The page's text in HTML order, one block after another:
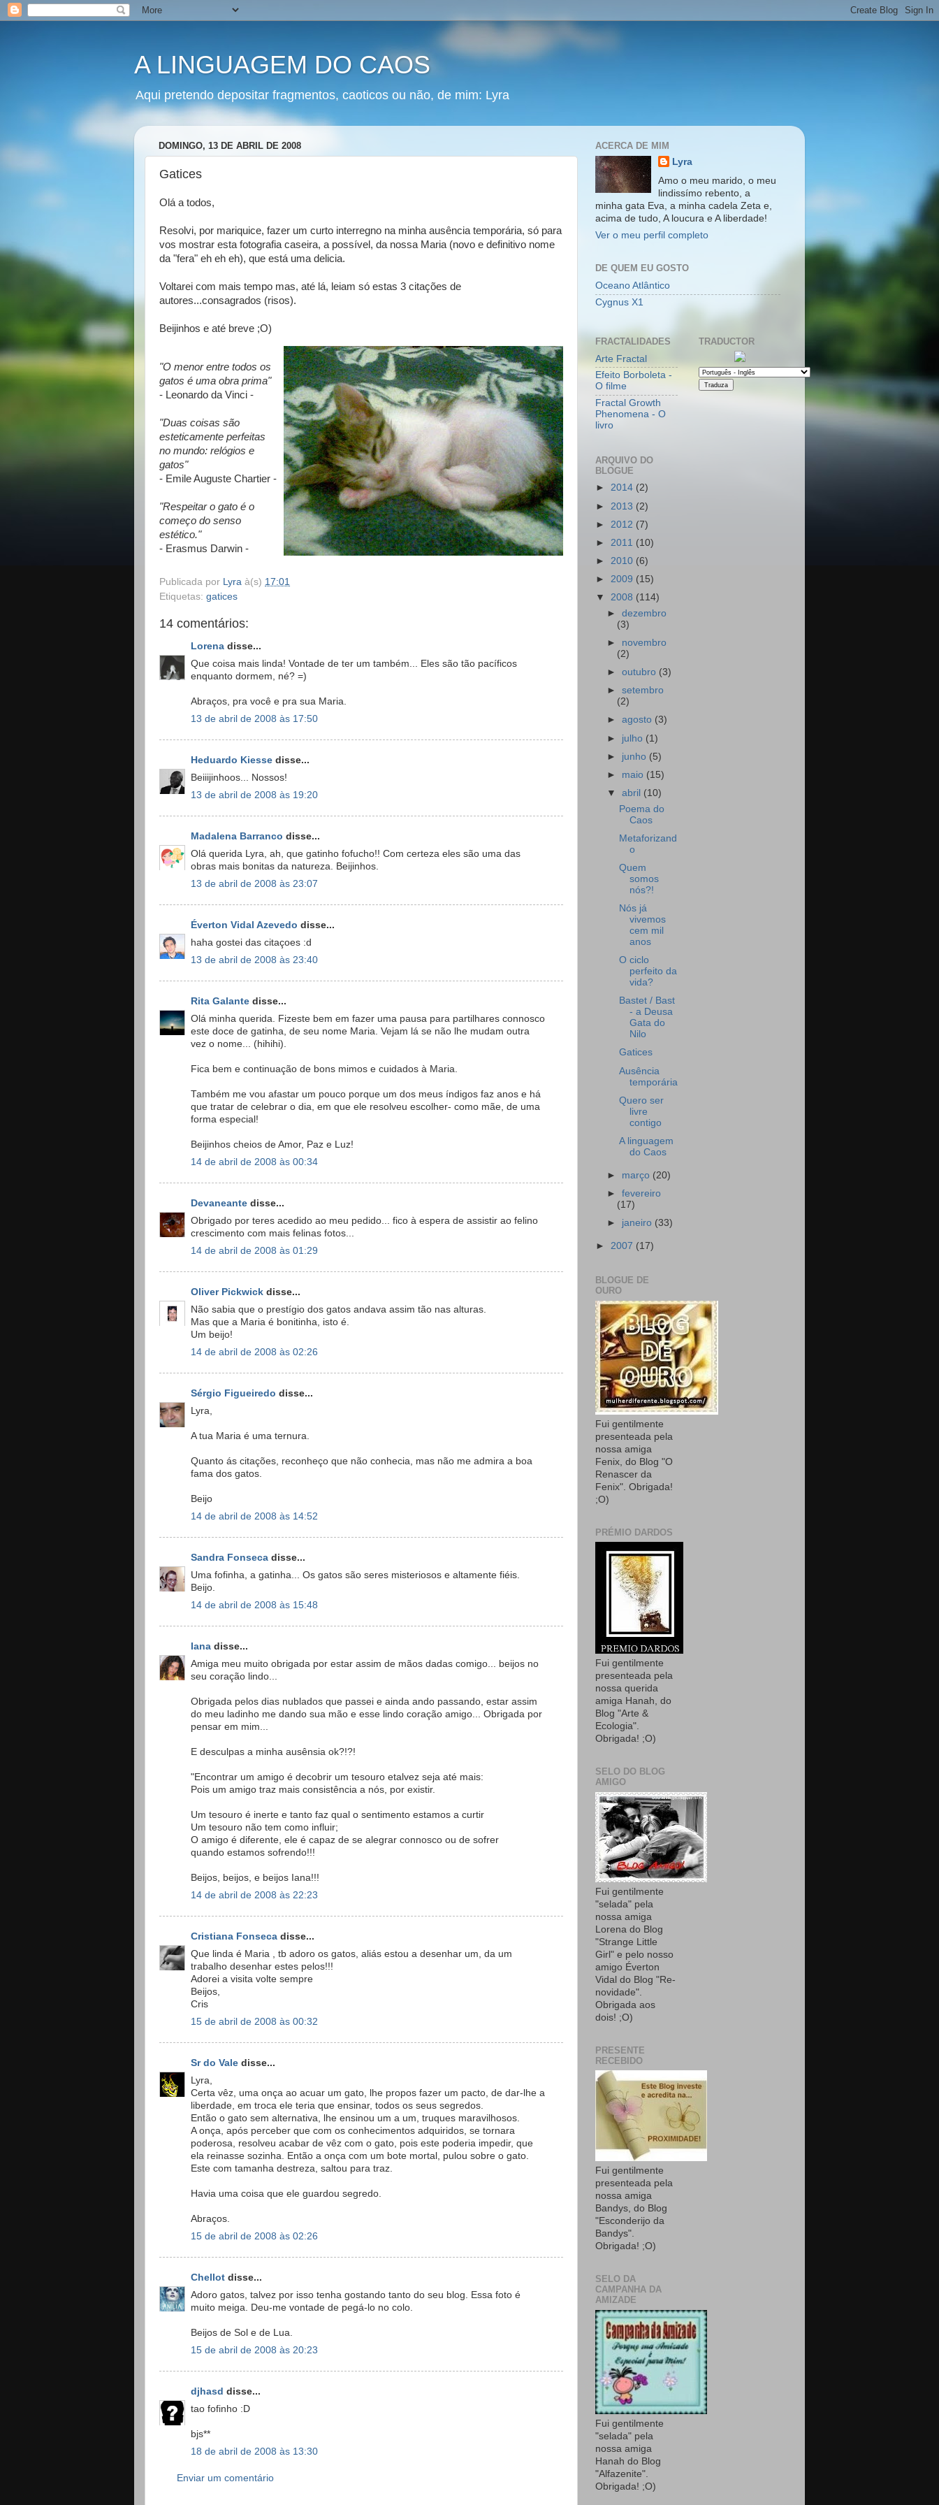
A LINGUAGEM DO CAOS
Aqui pretendo depositar fragmentos, caoticos ou não, de mim: Lyra
DOMINGO, 13 DE ABRIL DE 2008
Gatices
Olá a todos,
Resolvi, por mariquice, fazer um curto interregno na minha ausência temporária, só para
vos mostrar esta fotografia caseira, a possível, da nossa Maria (novo e definitivo nome
da "fera" eh eh eh), que está uma delicia.
Voltarei com mais tempo mas, até lá, leiam só estas 3 citações de
autores...consagrados (risos).
Beijinhos e até breve ;O)
"O menor entre todos os
gatos é uma obra prima"
- Leonardo da Vinci -
"Duas coisas são
esteticamente perfeitas
no mundo: relógios e
gatos"
- Emile Auguste Chartier -
"Respeitar o gato é o
começo do senso
estético."
- Erasmus Darwin -
Publicada por Lyra à(s) 17:01
Etiquetas: gatices
14 comentários:
Lorena disse...
Que coisa mais linda! Vontade de ter um também... Eles são tão pacíficos
enquanto dormem, né? =)
Abraços, pra você e pra sua Maria.
13 de abril de 2008 às 17:50
Heduardo Kiesse disse...
Beiiijinhoos... Nossos!
13 de abril de 2008 às 19:20
Madalena Barranco disse...
Olá querida Lyra, ah, que gatinho fofucho!! Com certeza eles são uma das
obras mais bonitas da natureza. Beijinhos.
13 de abril de 2008 às 23:07
Éverton Vidal Azevedo disse...
haha gostei das citaçoes :d
13 de abril de 2008 às 23:40
Rita Galante disse...
Olá minha querida. Fizeste bem em fazer uma pausa para partilhares connosco
este doce de gatinha, de seu nome Maria. Vejam lá se não lhe mudam outra
vez o nome... (hihihi).
Fica bem e continuação de bons mimos e cuidados à Maria.
Também me vou afastar um pouco porque um dos meus índigos faz anos e há
que tratar de celebrar o dia, em que ele resolveu escolher- como mãe, de uma
forma especial!
Beijinhos cheios de Amor, Paz e Luz!
14 de abril de 2008 às 00:34
Devaneante disse...
Obrigado por teres acedido ao meu pedido... fico à espera de assistir ao felino
crescimento com mais felinas fotos...
14 de abril de 2008 às 01:29
Oliver Pickwick disse...
Não sabia que o prestígio dos gatos andava assim tão nas alturas.
Mas que a Maria é bonitinha, isto é.
Um beijo!
14 de abril de 2008 às 02:26
Sérgio Figueiredo disse...
Lyra,
A tua Maria é uma ternura.
Quanto ás citações, reconheço que não conhecia, mas não me admira a boa
fama dos gatos.
Beijo
14 de abril de 2008 às 14:52
Sandra Fonseca disse...
Uma fofinha, a gatinha... Os gatos são seres misteriosos e altamente fiéis.
Beijo.
14 de abril de 2008 às 15:48
Iana disse...
Amiga meu muito obrigada por estar assim de mãos dadas comigo... beijos no
seu coração lindo...
Obrigada pelos dias nublados que passei e ainda ando passando, estar assim
do meu ladinho me dando sua mão e esse lindo coração amigo... Obrigada por
pensar em mim...
E desculpas a minha ausênsia ok?!?!
"Encontrar um amigo é decobrir um tesouro etalvez seja até mais:
Pois um amigo traz mais consistência a nós, por existir.
Um tesouro é inerte e tanto faz qual o sentimento estamos a curtir
Um tesouro não tem como influir;
O amigo é diferente, ele é capaz de se alegrar connosco ou de sofrer
quando estamos sofrendo!!!
Beijos, beijos, e beijos Iana!!!
14 de abril de 2008 às 22:23
Cristiana Fonseca disse...
Que linda é Maria , tb adoro os gatos, aliás estou a desenhar um, da um
trabalho desenhar estes pelos!!!
Adorei a visita volte sempre
Beijos,
Cris
15 de abril de 2008 às 00:32
Sr do Vale disse...
Lyra,
Certa vêz, uma onça ao acuar um gato, lhe propos fazer um pacto, de dar-lhe a
liberdade, em troca ele teria que ensinar, todos os seus segredos.
Então o gato sem alternativa, lhe ensinou um a um, truques maravilhosos.
A onça, após perceber que com os conhecimentos adquiridos, se tornara
poderosa, resolveu acabar de vêz com o gato, pois este poderia impedir, que
ela reinasse sozinha. Então a onça com um bote mortal, pulou sobre o gato.
Este com tamanha destreza, saltou para traz.
Havia uma coisa que ele guardou segredo.
Abraços.
15 de abril de 2008 às 02:26
Chellot disse...
Adoro gatos, talvez por isso tenha gostando tanto do seu blog. Essa foto é
muito meiga. Deu-me vontade de pegá-lo no colo.
Beijos de Sol e de Lua.
15 de abril de 2008 às 20:23
djhasd disse...
tao fofinho :D
bjs**
18 de abril de 2008 às 13:30
Enviar um comentário
ACERCA DE MIM
Lyra
Amo o meu marido, o meu
lindissímo rebento, a
minha gata Eva, a minha cadela Zeta e,
acima de tudo, A loucura e A liberdade!
Ver o meu perfil completo
DE QUEM EU GOSTO
Oceano Atlântico
Cygnus X1
FRACTALIDADES
Arte Fractal
Efeito Borboleta -
O filme
Fractal Growth
Phenomena - O
livro
ARQUIVO DO
BLOGUE
► 2014 (2)
► 2013 (2)
► 2012 (7)
► 2011 (10)
► 2010 (6)
► 2009 (15)
▼ 2008 (114)
►dezembro
(3)
► novembro
(2)
►outubro (3)
►setembro
(2)
►agosto (3)
► julho (1)
► junho (5)
► maio (15)
▼abril (10)
Poema do
Caos
Metaforizand
o
Quem
somos
nós?!
Nós já
vivemos
cem mil
anos
O ciclo
perfeito da
vida?
Bastet / Bast
- a Deusa
Gata do
Nilo
Gatices
Ausência
temporária
Quero ser
livre
contigo
A linguagem
do Caos
► março (20)
►fevereiro
(17)
► janeiro (33)
► 2007 (17)
BLOGUE DE
OURO
Fui gentilmente
presenteada pela
nossa amiga
Fenix, do Blog "O
Renascer da
Fenix". Obrigada!
;O)
PRÉMIO DARDOS
Fui gentilmente
presenteada pela
nossa querida
amiga Hanah, do
Blog "Arte &
Ecologia".
Obrigada! ;O)
SELO DO BLOG
AMIGO
Fui gentilmente
"selada" pela
nossa amiga
Lorena do Blog
"Strange Little
Girl" e pelo nosso
amigo Éverton
Vidal do Blog "Re-
novidade".
Obrigada aos
dois! ;O)
PRESENTE
RECEBIDO
Fui gentilmente
presenteada pela
nossa amiga
Bandys, do Blog
"Esconderijo da
Bandys".
Obrigada! ;O)
SELO DA
CAMPANHA DA
AMIZADE
Fui gentilmente
"selada" pela
nossa amiga
Hanah do Blog
"Alfazenite".
Obrigada! ;O)
TRADUCTOR